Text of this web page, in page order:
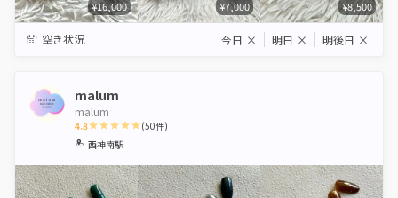
¥16,000 ¥7,000 ¥8,500
空き状況 今日 × 明日 × 明後日 ×
malum
malum
4.8
1 2 3 4
(50件)
西神南駅